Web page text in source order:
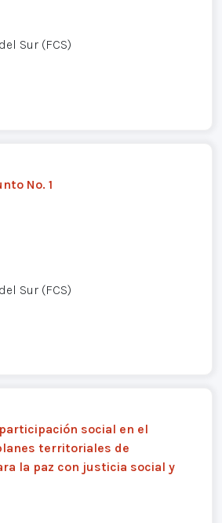
Sur (FCS)
No. 1
Sur (FCS)
social en el
territoriales de
la paz con justicia social y